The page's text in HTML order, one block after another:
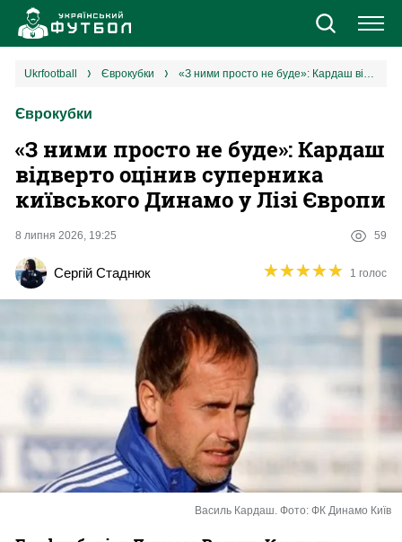
Новини
Єврокубки
УПЛ
2 ліга
Різне
Букмекери
Казино
ukrfootball єврокубки «З ними просто не буде»: Кардаш відверто оцінив суперника київського Динамо у Лізі Європи
Єврокубки
«З ними просто не буде»: Кардаш
відверто оцінив суперника
київського Динамо у Лізі Європи
8 липня 2026, 19:25 59
Сергій Стаднюк ★★★★★
★★★★★ 1 голос
Василь Кардаш. Фото: ФК Динамо Київ